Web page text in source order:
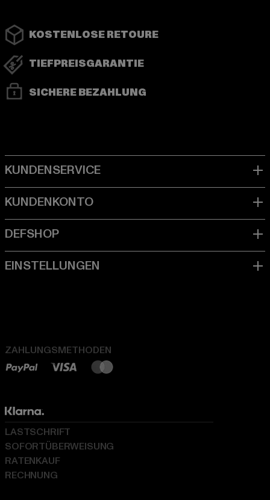
KOSTENLOSE RETOURE
TIEFPREISGARANTIE
SICHERE BEZAHLUNG
ZAHLUNGSMETHODEN
LASTSCHRIFT
SOFORTÜBERWEISUNG
RATENKAUF
RECHNUNG